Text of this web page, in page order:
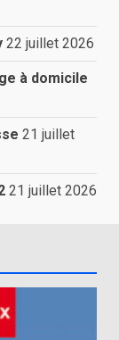
22 juillet 2026
à domicile
21 juillet
21 juillet 2026